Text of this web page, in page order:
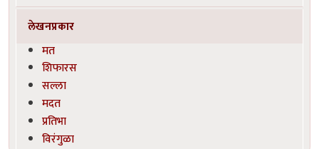
लेखनप्रकार
मत
शिफारस
सल्ला
मदत
प्रतिभा
विरंगुळा